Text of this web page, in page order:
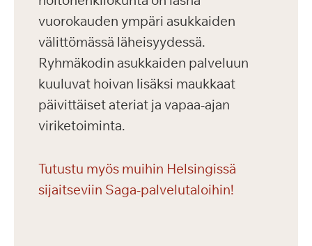
vuorokauden ympäri asukkaiden
välittömässä läheisyydessä.
Ryhmäkodin asukkaiden palveluun
kuuluvat hoivan lisäksi maukkaat
päivittäiset ateriat ja vapaa-ajan
viriketoiminta.
Tutustu myös muihin Helsingissä
sijaitseviin Saga-palvelutaloihin!